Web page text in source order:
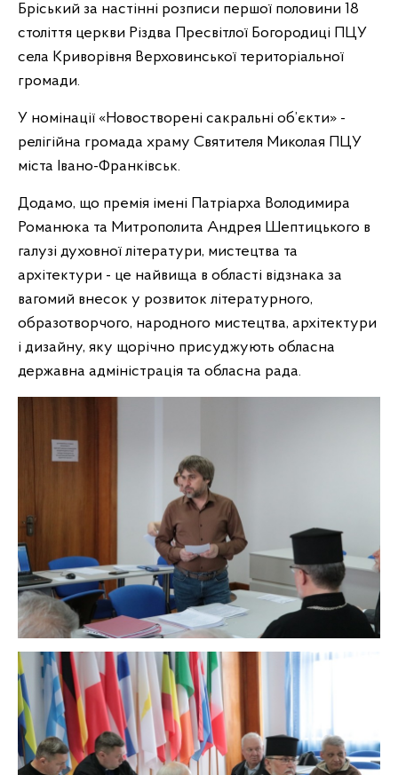
Бріський за настінні розписи першої половини 18
століття церкви Різдва Пресвітлої Богородиці ПЦУ
села Криворівня Верховинської територіальної
громади.
У номінації «Новостворені сакральні об’єкти» -
релігійна громада храму Святителя Миколая ПЦУ
міста Івано-Франківськ.
Додамо, що премія імені Патріарха Володимира
Романюка та Митрополита Андрея Шептицького в
галузі духовної літератури, мистецтва та
архітектури - це найвища в області відзнака за
вагомий внесок у розвиток літературного,
образотворчого, народного мистецтва, архітектури
і дизайну, яку щорічно присуджують обласна
державна адміністрація та обласна рада.